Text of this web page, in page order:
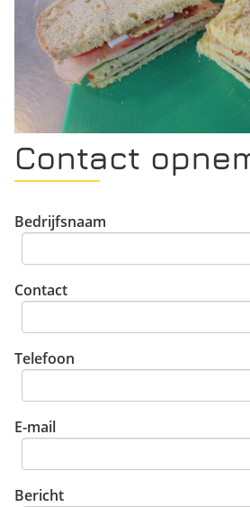
Contact
Bedrijfsnaam
Contact
Telefoon
E-mail
Bericht